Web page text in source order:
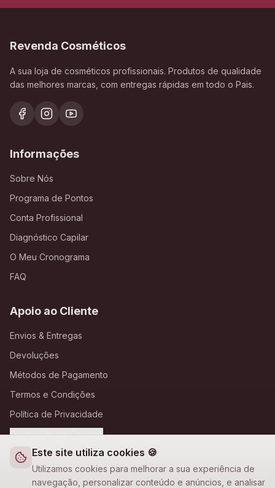
Este site utiliza cookies 🍪
Utilizamos cookies para melhorar a sua experiência de
navegação, personalizar conteúdo e anúncios, e analisar
Revenda Cosméticos
A sua loja de cosméticos profissionais. Produtos de qualidade
das melhores marcas, com entregas rápidas em todo o Pais.
Informações
Sobre Nós
Programa de Pontos
Conta Profissional
Diagnóstico Capilar
O Meu Cronograma
FAQ
Apoio ao Cliente
Envios & Entregas
Devoluções
Métodos de Pagamento
Termos e Condições
Política de Privacidade
Definições de Cookies
A Loja Nova